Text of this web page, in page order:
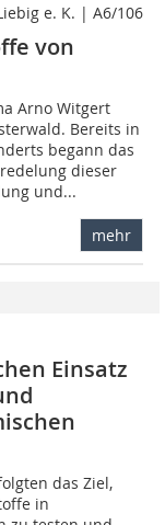
e. K. | A6/106
von
Arno Witgert
Bereits in
begann das
dieser
und...
mehr
Einsatz
das Ziel,
in